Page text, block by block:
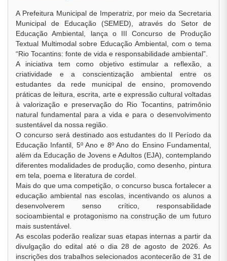
A Prefeitura Municipal de Imperatriz, por meio da Secretaria
Municipal de Educação (SEMED), através do Setor de
Educação Ambiental, lança o III Concurso de Produção
Textual Multimodal sobre Educação Ambiental, com o tema
“Rio Tocantins: fonte de vida e responsabilidade ambiental”.
A iniciativa tem como objetivo estimular a reflexão, a
criatividade e a conscientização ambiental entre os
estudantes da rede municipal de ensino, promovendo
práticas de leitura, escrita, arte e expressão cultural voltadas
à valorização e preservação do Rio Tocantins, patrimônio
natural fundamental para a vida e para o desenvolvimento
sustentável da nossa região.
O concurso será destinado aos estudantes do II Período da
Educação Infantil, 5º Ano e 8º Ano do Ensino Fundamental,
além da Educação de Jovens e Adultos (EJA), contemplando
diferentes modalidades de produção, como desenho, pintura
em tela, poema e literatura de cordel.
Mais do que uma competição, o concurso busca fortalecer a
educação ambiental nas escolas, incentivando os alunos a
desenvolverem senso crítico, responsabilidade
socioambiental e protagonismo na construção de um futuro
mais sustentável.
As escolas poderão realizar suas etapas internas a partir da
divulgação do edital até o dia 28 de agosto de 2026. As
inscrições dos trabalhos selecionados acontecerão de 31 de